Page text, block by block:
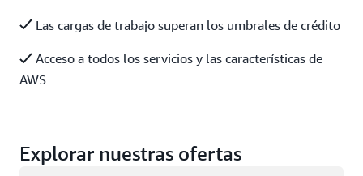
Las cargas de trabajo superan los umbrales de crédito
Acceso a todos los servicios y las características de
AWS
Explorar nuestras ofertas